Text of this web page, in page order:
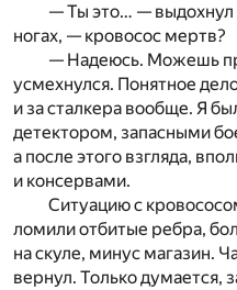
— Ты это… — выдохнул
ногах, — кровосос мертв?
— Надеюсь. Можешь
усмехнулся. Понятное
и за сталкера вообще. Я
детектором, запасными
а после этого взгляда,
и консервами.
Ситуацию с
ломили отбитые ребра,
на скуле, минус магазин.
вернул. Только думается,